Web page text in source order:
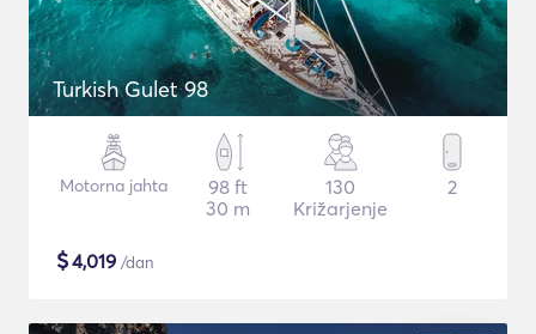
Turkish Gulet 98
Motorna jahta
98 ft
30 m
130
Križarjenje
2
$4,019 /dan